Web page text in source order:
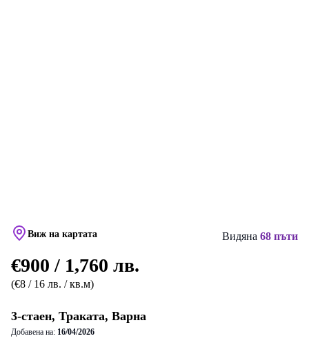
Виж на картата Видяна 68 пъти
€900 / 1,760 лв.
(€8 / 16 лв. / кв.м)
3-стаен, Траката, Варна
Добавена на: 16/04/2026